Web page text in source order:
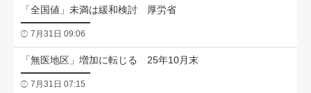
「全国値」未満は緩和検討 厚労省
7月31日 09:06
「無医地区」増加に転じる 25年10月末
7月31日 07:15